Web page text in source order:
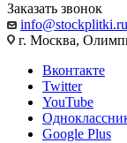
Заказать звонок
info@stockplitki.ru
г. Москва,
Вконтакте
Twitter
YouTube
Google Plus